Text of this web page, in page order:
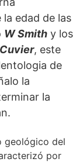
edad de las
W Smith y los
, este
de
la
la
geológico del
por